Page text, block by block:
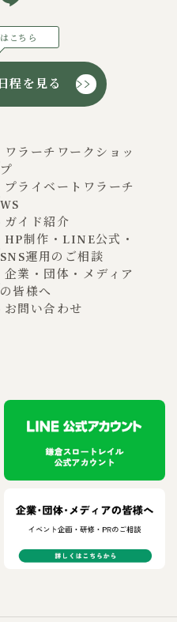
こちら
程を見る
ワラーチワークショッ
プ
プライベートワラーチ
WS
ガイド紹介
HP制作・LINE公式・
SNS運用のご相談
企業・団体・メディア
の皆様へ
お問い合わせ